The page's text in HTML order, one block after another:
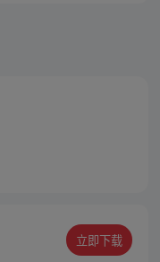
立即下载